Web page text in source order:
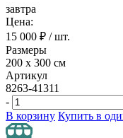
завтра
Цена:
15 000 ₽ / шт.
Размеры
200 х 300 см
Артикул
8263-41311
-
В корзину Купить в